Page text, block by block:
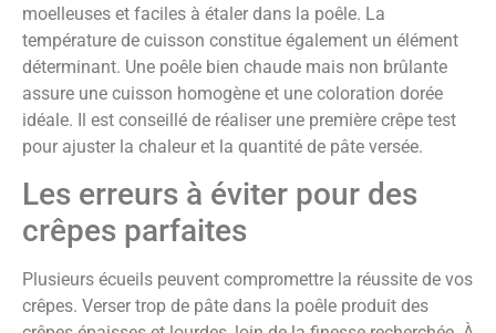
moelleuses et faciles à étaler dans la poêle. La
température de cuisson constitue également un élément
déterminant. Une poêle bien chaude mais non brûlante
assure une cuisson homogène et une coloration dorée
idéale. Il est conseillé de réaliser une première crêpe test
pour ajuster la chaleur et la quantité de pâte versée.
Les erreurs à éviter pour des
crêpes parfaites
Plusieurs écueils peuvent compromettre la réussite de vos
crêpes. Verser trop de pâte dans la poêle produit des